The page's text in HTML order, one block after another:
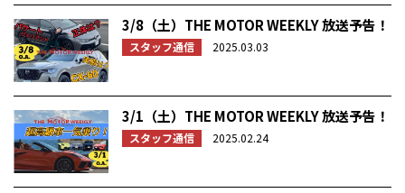
3/8（土）THE MOTOR WEEKLY 放送予告！
スタッフ通信 2025.03.03
3/1（土）THE MOTOR WEEKLY 放送予告！
スタッフ通信 2025.02.24